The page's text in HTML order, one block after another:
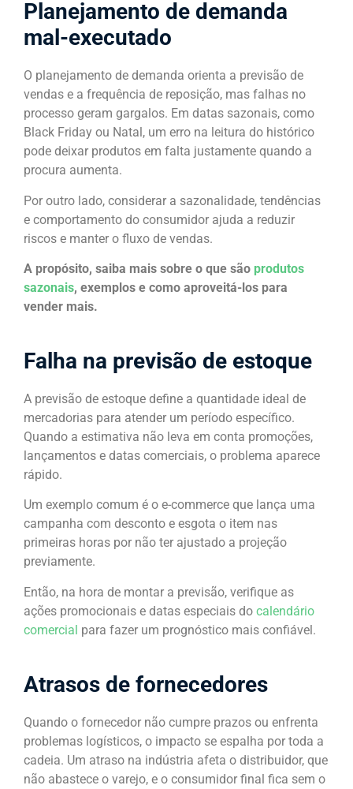
Planejamento de demanda
mal-executado
O planejamento de demanda orienta a previsão de
vendas e a frequência de reposição, mas falhas no
processo geram gargalos. Em datas sazonais, como
Black Friday ou Natal, um erro na leitura do histórico
pode deixar produtos em falta justamente quando a
procura aumenta.
Por outro lado, considerar a sazonalidade, tendências
e comportamento do consumidor ajuda a reduzir
riscos e manter o fluxo de vendas.
A propósito, saiba mais sobre o que são produtos
sazonais, exemplos e como aproveitá-los para
vender mais.
Falha na previsão de estoque
A previsão de estoque define a quantidade ideal de
mercadorias para atender um período específico.
Quando a estimativa não leva em conta promoções,
lançamentos e datas comerciais, o problema aparece
rápido.
Um exemplo comum é o e-commerce que lança uma
campanha com desconto e esgota o item nas
primeiras horas por não ter ajustado a projeção
previamente.
Então, na hora de montar a previsão, verifique as
ações promocionais e datas especiais do calendário
comercial para fazer um prognóstico mais confiável.
Atrasos de fornecedores
Quando o fornecedor não cumpre prazos ou enfrenta
problemas logísticos, o impacto se espalha por toda a
cadeia. Um atraso na indústria afeta o distribuidor, que
não abastece o varejo, e o consumidor final fica sem o